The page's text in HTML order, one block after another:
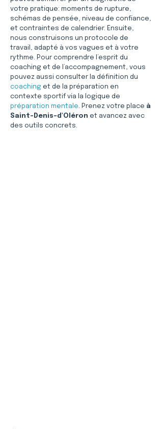
votre pratique: moments de rupture,
schémas de pensée, niveau de confiance,
et contraintes de calendrier. Ensuite,
nous construisons un protocole de
travail, adapté à vos vagues et à votre
rythme. Pour comprendre l’esprit du
coaching et de l’accompagnement, vous
pouvez aussi consulter la définition du
coaching et de la préparation en
contexte sportif via la logique de
préparation mentale. Prenez votre place à
Saint-Denis-d'Oléron et avancez avec
des outils concrets.